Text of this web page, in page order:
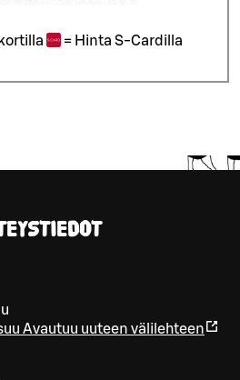
= Hinta S-Cardilla
Avautuu uuteen välilehteen